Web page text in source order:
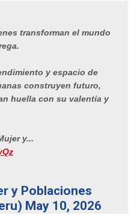
transforman el mundo
y espacio de
construyen futuro,
huella con su valentía y
y...
y Poblaciones
May 10, 2026